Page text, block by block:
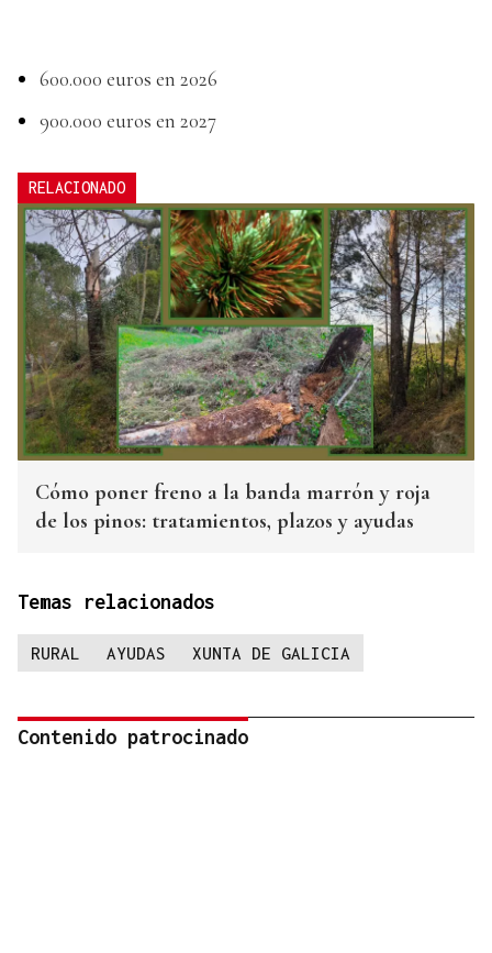
600.000 euros en 2026
900.000 euros en 2027
RELACIONADO
Cómo poner freno a la banda marrón y roja
de los pinos: tratamientos, plazos y ayudas
Temas relacionados
RURAL AYUDAS XUNTA DE GALICIA
Contenido patrocinado